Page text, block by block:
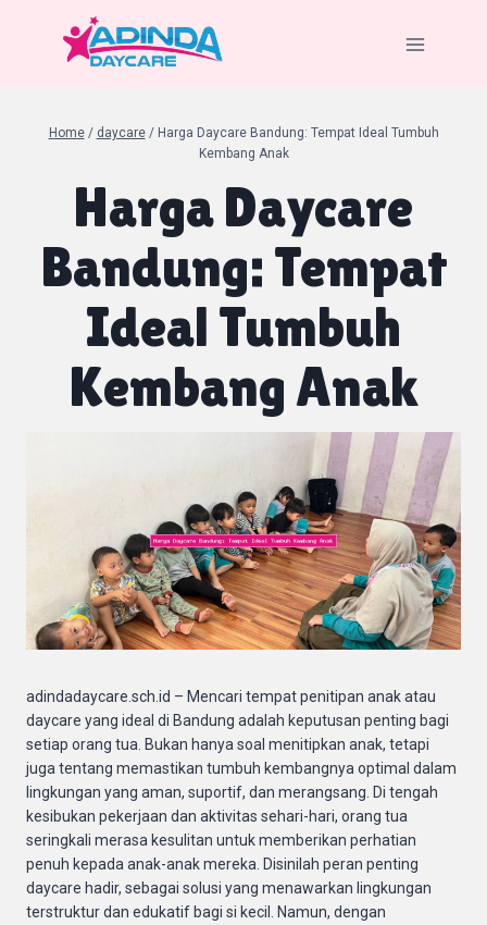
Home / daycare / Harga Daycare Bandung: Tempat Ideal Tumbuh
Kembang Anak
Harga Daycare
Bandung: Tempat
Ideal Tumbuh
Kembang Anak
adindadaycare.sch.id – Mencari tempat penitipan anak atau
daycare yang ideal di Bandung adalah keputusan penting bagi
setiap orang tua. Bukan hanya soal menitipkan anak, tetapi
juga tentang memastikan tumbuh kembangnya optimal dalam
lingkungan yang aman, suportif, dan merangsang. Di tengah
kesibukan pekerjaan dan aktivitas sehari-hari, orang tua
seringkali merasa kesulitan untuk memberikan perhatian
penuh kepada anak-anak mereka. Disinilah peran penting
daycare hadir, sebagai solusi yang menawarkan lingkungan
terstruktur dan edukatif bagi si kecil. Namun, dengan